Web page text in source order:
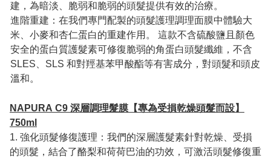
建，為暗淡、脆弱和脆弱的頭髮提供有效的治療。
進階重建：在我們專門配製的頭髮護理調理面膜中體驗大
米、小麥和杏仁蛋白的重建作用。 這款不含硫酸鹽且顏色
安全的蛋白質護髮素可修復脆弱的角蛋白頭髮纖維，不含
SLES、SLS 和對羥基苯甲酸酯等有害成分，對頭髮和頭皮
溫和。
NAPURA C9 深層調理髮膜【專為受損乾燥頭髮而設】
750ml
1. 強化頭髮修復護理：我們的深層護髮素針對乾燥、受損
的頭髮，結合了酪梨和荷荷巴油的功效，可激活頭髮修復重